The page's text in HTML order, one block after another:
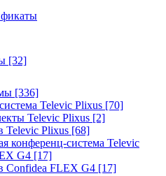
[32]
[336]
Televic Plixus [70]
Televic Plixus [2]
Televic Plixus [68]
конференц-система Televic
G4 [17]
Confidea FLEX G4 [17]